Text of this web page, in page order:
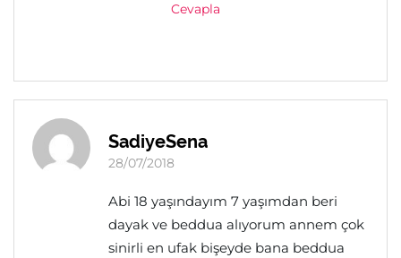
Cevapla
SadiyeSena
28/07/2018
Abi 18 yaşındayım 7 yaşımdan beri
dayak ve beddua alıyorum annem çok
sinirli en ufak bişeyde bana beddua